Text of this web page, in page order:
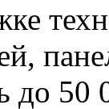
до 50